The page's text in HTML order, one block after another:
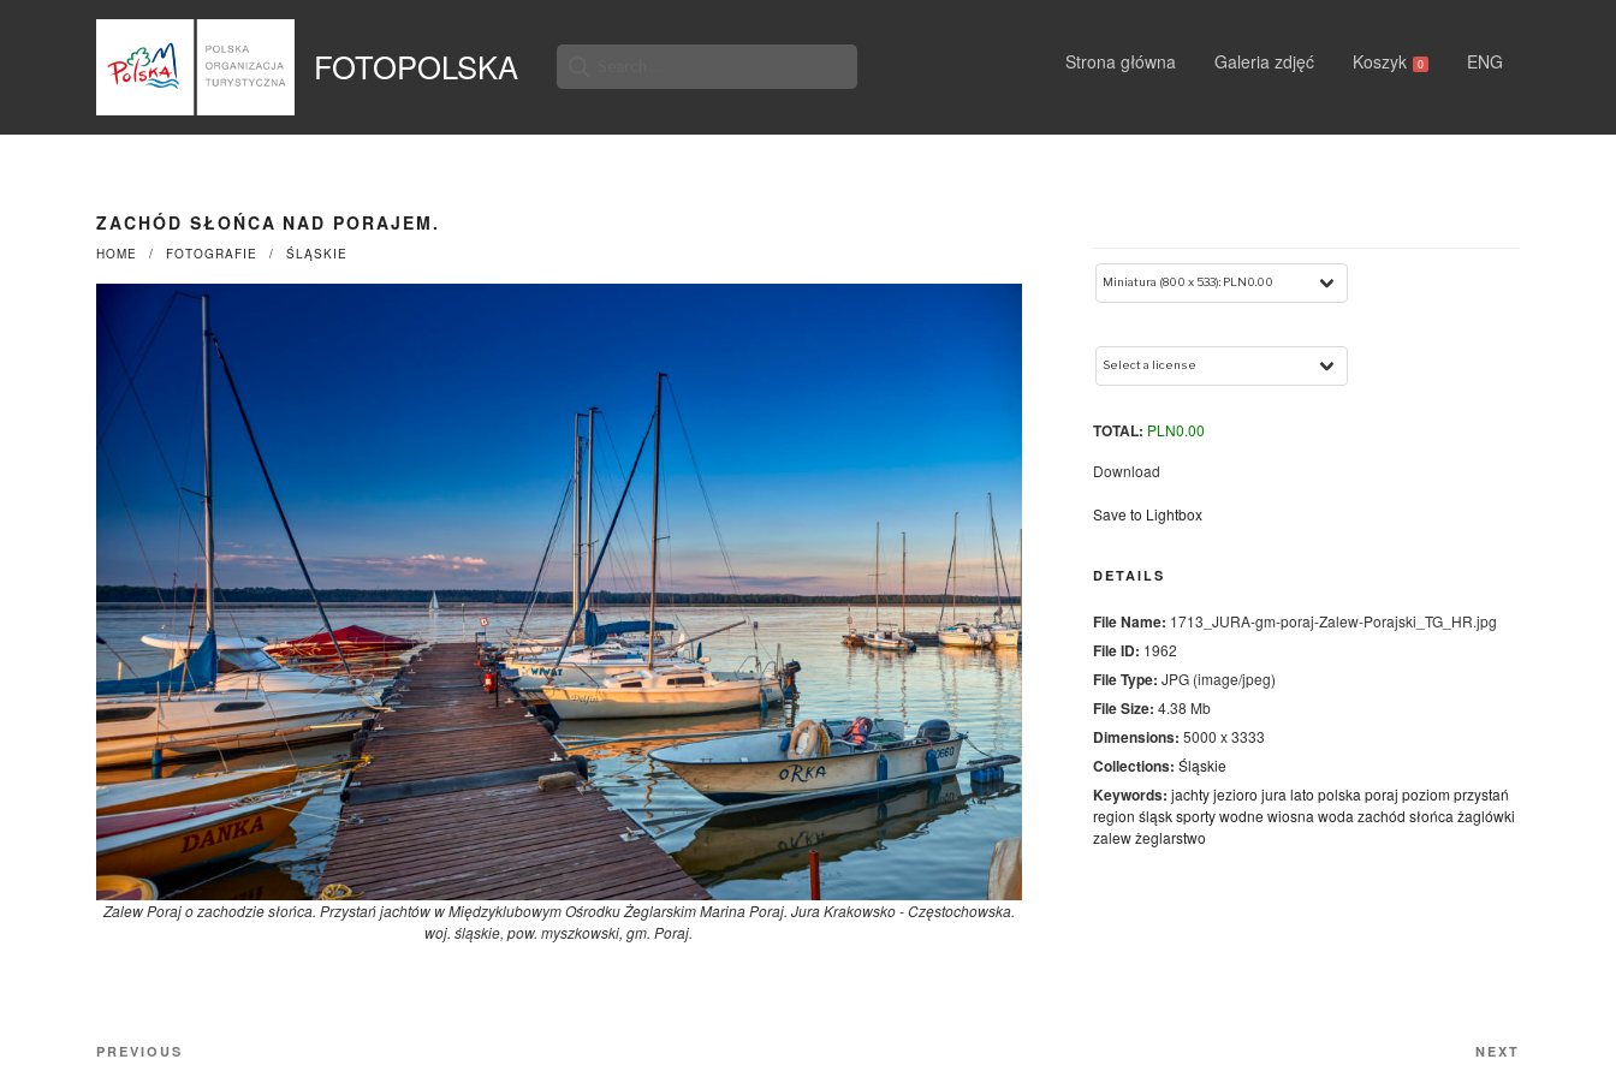
FOTOPOLSKA
Search
for:
Strona główna Galeria zdjęć Koszyk 0 ENG
ZACHÓD SŁOŃCA NAD PORAJEM.
HOME FOTOGRAFIE ŚLĄSKIE
Zalew Poraj o zachodzie słońca. Przystań jachtów w Międzyklubowym Ośrodku Żeglarskim Marina Poraj. Jura Krakowsko - Częstochowska.
woj. śląskie, pow. myszkowski, gm. Poraj.
TOTAL: PLN0.00
Download
Save to Lightbox
DETAILS
File Name: 1713_JURA-gm-poraj-Zalew-Porajski_TG_HR.jpg
File ID: 1962
File Type: JPG (image/jpeg)
File Size: 4.38 Mb
Dimensions: 5000 x 3333
Collections: Śląskie
Keywords: jachtyjezioro jura lato polska poraj poziomprzystań
region śląsksporty wodne wiosna woda zachód słońca żaglówki
zalewżeglarstwo
Nawigacja
Previous
PREVIOUS NEXT
Panel zarządzania plikami cookies